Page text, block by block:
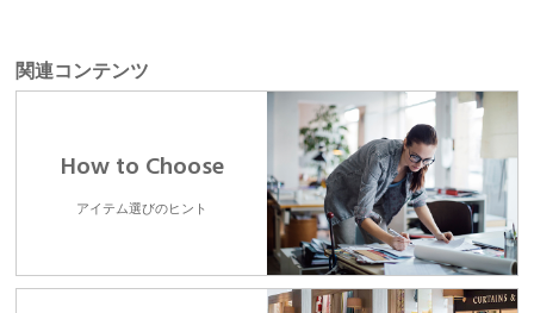
関連コンテンツ
How to Choose
アイテム選びのヒント